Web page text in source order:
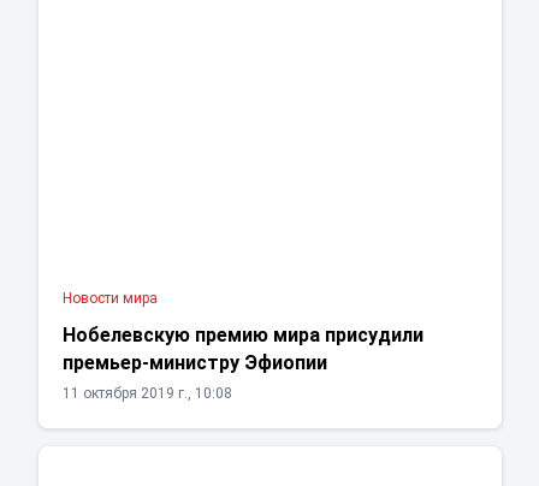
Новости мира
Нобелевскую премию мира присудили
премьер-министру Эфиопии
11 октября 2019 г., 10:08